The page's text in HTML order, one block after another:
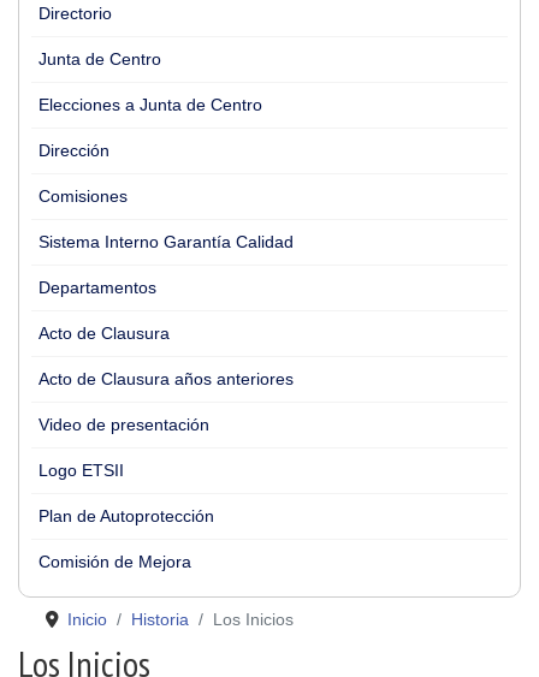
Directorio
Junta de Centro
Elecciones a Junta de Centro
Dirección
Comisiones
Sistema Interno Garantía Calidad
Departamentos
Acto de Clausura
Acto de Clausura años anteriores
Video de presentación
Logo ETSII
Plan de Autoprotección
Comisión de Mejora
Inicio Historia Los Inicios
Los Inicios